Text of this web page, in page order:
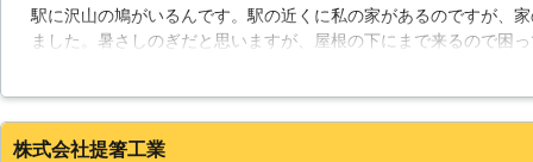
私たちも勉強している最中です。
は、間違いなく新たな武器として皆
駅に沢山の鳩がいるんです。駅の近くに私の家があるのですが、
ました。暑さしのぎだと思いますが、屋根の下にまで来るので困
いました。
株式会社提箸工業